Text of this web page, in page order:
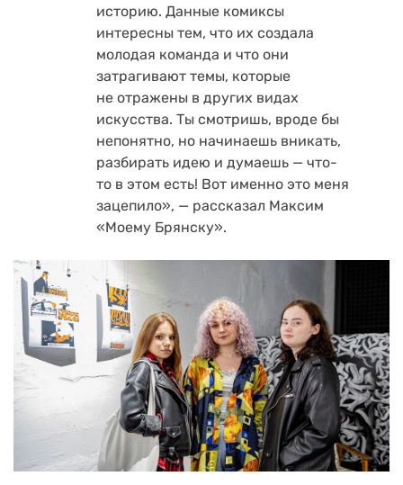
историю. Данные комиксы
интересны тем, что их создала
молодая команда и что они
затрагивают темы, которые
не отражены в других видах
искусства. Ты смотришь, вроде бы
непонятно, но начинаешь вникать,
разбирать идею и думаешь — что-
то в этом есть! Вот именно это меня
зацепило», — рассказал Максим
«Моему Брянску».